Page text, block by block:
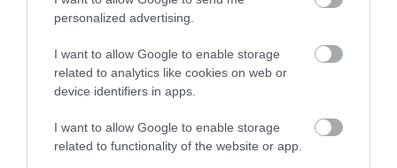
personalized advertising.
I want to allow Google to enable storage
related to analytics like cookies on web or
device identifiers in apps.
I want to allow Google to enable storage
related to functionality of the website or app.
FIZETÉS
A mesterséges intelligencia térnyerése alapjaiban rendezte át a
munkaerőpiacot: 2021 és 2025 között kétszázszorosára emelkedett
az AI-szaktudást igénylő álláshirdetések száma. A Qubit Labs
2026-os…